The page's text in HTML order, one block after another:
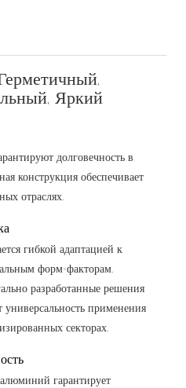
Яркий
долговечность в
конструкция обеспечивает
отраслях.
гибкой адаптацией к
форм-факторам.
разработанные решения
применения
секторах.
гарантирует